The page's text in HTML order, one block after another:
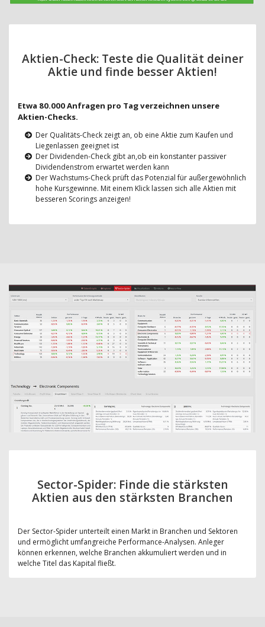
Aktien-Check: Teste die Qualität deiner
Aktie und finde besser Aktien!
Etwa 80.000 Anfragen pro Tag verzeichnen unsere
Aktien-Checks.
Der Qualitäts-Check zeigt an, ob eine Aktie zum Kaufen und
Liegenlassen geeignet ist
Der Dividenden-Check gibt an,ob ein konstanter passiver
Dividendenstrom erwartet werden kann
Der Wachstums-Check prüft das Potenzial für außergewöhnlich
hohe Kursgewinne. Mit einem Klick lassen sich alle Aktien mit
besseren Scorings anzeigen!
Sector-Spider: Finde die stärksten
Aktien aus den stärksten Branchen
Der Sector-Spider unterteilt einen Markt in Branchen und Sektoren
und ermöglicht umfangreiche Performance-Analysen. Anleger
können erkennen, welche Branchen akkumuliert werden und in
welche Titel das Kapital fließt.